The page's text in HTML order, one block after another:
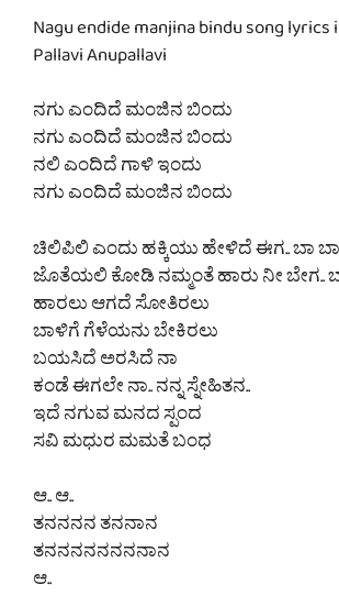
Nagu endide manjina bindu song lyrics
Pallavi Anupallavi
ನಗು ಎಂದಿದೆ ಮಂಜಿನ ಬಿಂದು
ನಗು ಎಂದಿದೆ ಮಂಜಿನ ಬಿಂದು
ನಲಿ ಎಂದಿದೆ ಗಾಳಿ ಇಂದು
ನಗು ಎಂದಿದೆ ಮಂಜಿನ ಬಿಂದು
ಚಿಲಿಪಿಲಿ ಎಂದು ಹಕ್ಕಿಯು ಹೇಳಿದೆ ಈಗ.. ಬಾ ಬಾ
ಜೊತೆಯಲಿ ಕೋಡಿ ನಮ್ಮಂತೆ ಹಾರು ನೀ ಬೇಗ..
ಹಾರಲು ಆಗದೆ ಸೋತಿರಲು
ಬಾಳಿಗೆ ಗೆಳೆಯನು ಬೇಕಿರಲು
ಬಯಸಿದೆ ಅರಸಿದೆ ನಾ
ಕಂಡೆ ಈಗಲೇ ನಾ.. ನನ್ನ ಸ್ನೇಹಿತನ..
ಇದೆ ನಗುವ ಮನದ ಸ್ಪಂದ
ಸವಿ ಮಧುರ ಮಮತೆ ಬಂಧ
ಆ.. ಆ..
ತನನನನ ತನನಾನ
ತನನನನನನನನಾನ
ಆ..